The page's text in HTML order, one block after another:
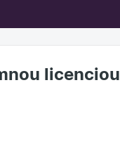
licenciou